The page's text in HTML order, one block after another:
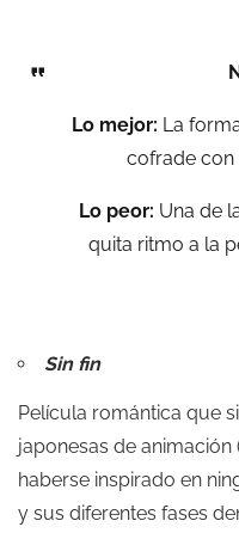
Lo mejor: La
cofrade con
Lo peor: Una de
quita ritmo a la
Sin fin
Película romántica que
japonesas de
haberse inspirado en
y sus diferentes fases